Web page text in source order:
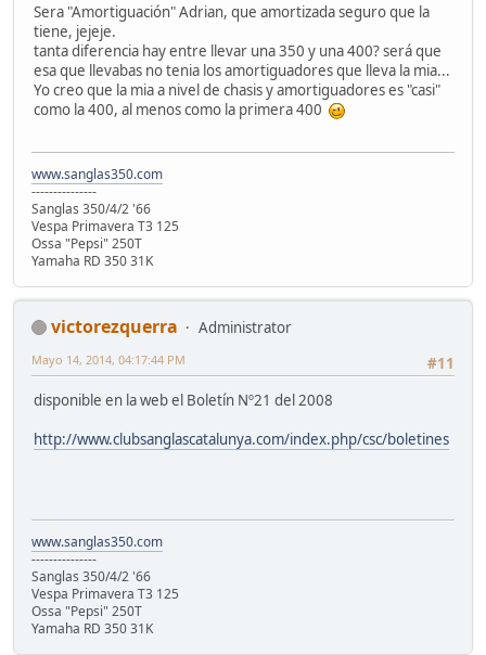
Sera "Amortiguación" Adrian, que amortizada seguro que la
tiene, jejeje.
tanta diferencia hay entre llevar una 350 y una 400? será que
esa que llevabas no tenia los amortiguadores que lleva la mia...
Yo creo que la mia a nivel de chasis y amortiguadores es "casi"
como la 400, al menos como la primera 400
www.sanglas350.com
---------------
Sanglas 350/4/2 '66
Vespa Primavera T3 125
Ossa "Pepsi" 250T
Yamaha RD 350 31K
victorezquerra
Administrator
#11
Mayo 14, 2014, 04:17:44 PM
disponible en la web el Boletín Nº21 del 2008
http://www.clubsanglascatalunya.com/index.php/csc/boletines
www.sanglas350.com
---------------
Sanglas 350/4/2 '66
Vespa Primavera T3 125
Ossa "Pepsi" 250T
Yamaha RD 350 31K